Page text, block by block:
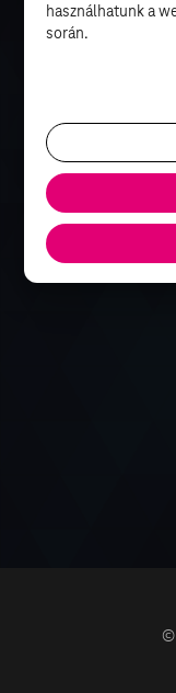
©
használhatunk a
során.